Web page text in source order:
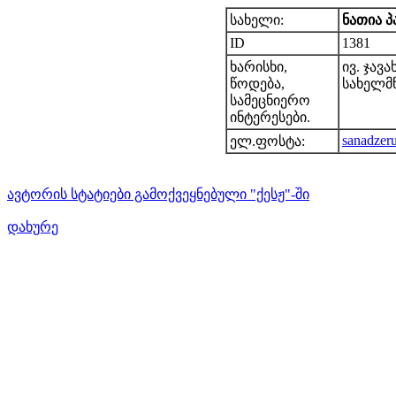
სახელი:
ნათია
ID
1381
ხარისხი,
წოდება,
სამეცნიერო
ინტერესები.
ივ.
ელ.ფოსტა:
ავტორის სტატიები გამოქვეყნებული "ქესჟ"-ში
დახურე